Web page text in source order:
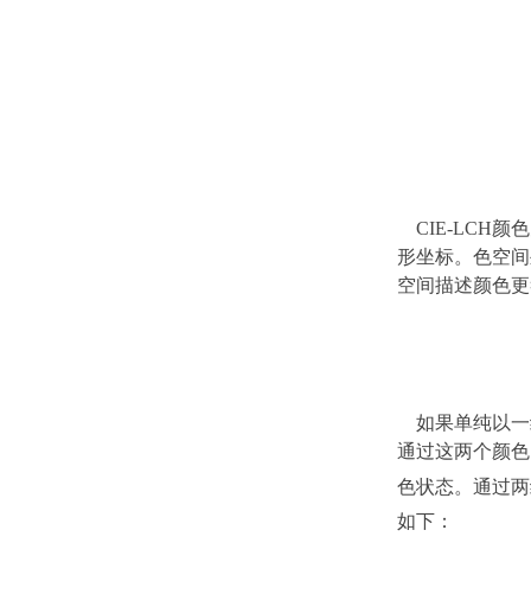
CIE-LCH颜色
形坐标。色空
空间描述颜色
如果单纯以一
通过这两个颜
色状态。通过
如下：